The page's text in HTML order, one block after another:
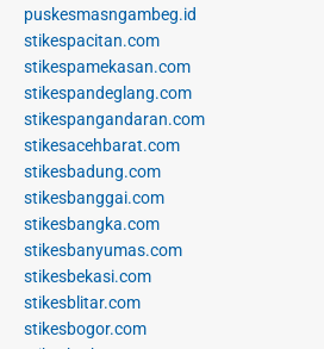
puskesmasngambeg.id
stikespacitan.com
stikespamekasan.com
stikespandeglang.com
stikespangandaran.com
stikesacehbarat.com
stikesbadung.com
stikesbanggai.com
stikesbangka.com
stikesbanyumas.com
stikesbekasi.com
stikesblitar.com
stikesbogor.com